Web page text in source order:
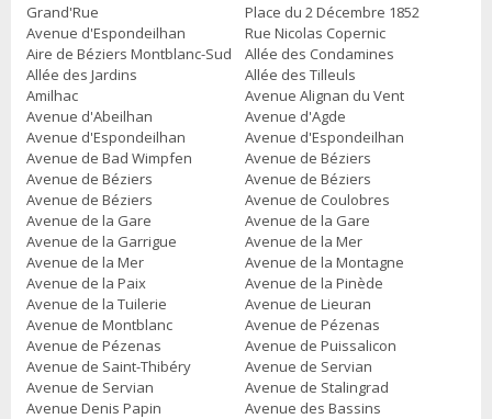
Grand'Rue
Place du 2 Décembre 1852
Avenue d'Espondeilhan
Rue Nicolas Copernic
Aire de Béziers Montblanc-Sud
Allée des Condamines
Allée des Jardins
Allée des Tilleuls
Amilhac
Avenue Alignan du Vent
Avenue d'Abeilhan
Avenue d'Agde
Avenue d'Espondeilhan
Avenue d'Espondeilhan
Avenue de Bad Wimpfen
Avenue de Béziers
Avenue de Béziers
Avenue de Béziers
Avenue de Béziers
Avenue de Coulobres
Avenue de la Gare
Avenue de la Gare
Avenue de la Garrigue
Avenue de la Mer
Avenue de la Mer
Avenue de la Montagne
Avenue de la Paix
Avenue de la Pinède
Avenue de la Tuilerie
Avenue de Lieuran
Avenue de Montblanc
Avenue de Pézenas
Avenue de Pézenas
Avenue de Puissalicon
Avenue de Saint-Thibéry
Avenue de Servian
Avenue de Servian
Avenue de Stalingrad
Avenue Denis Papin
Avenue des Bassins